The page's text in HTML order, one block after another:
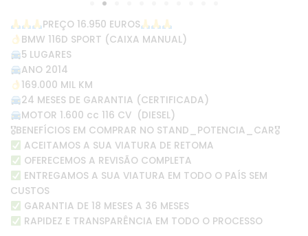
PREÇO 16.950 EUROS
BMW 116D SPORT (CAIXA MANUAL)
5 LUGARES
ANO 2014
169.000 MIL KM
24 MESES DE GARANTIA (CERTIFICADA)
MOTOR 1.600 cc 116 CV (DIESEL)
🎖BENEFÍCIOS EM COMPRAR NO STAND_POTENCIA_CAR🎖
ACEITAMOS A SUA VIATURA DE RETOMA
OFERECEMOS A REVISÃO COMPLETA
ENTREGAMOS A SUA VIATURA EM TODO O PAÍS SEM
CUSTOS
GARANTIA DE 18 MESES A 36 MESES
RAPIDEZ E TRANSPARÊNCIA EM TODO O PROCESSO